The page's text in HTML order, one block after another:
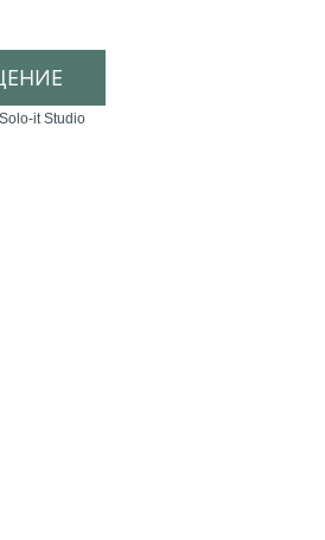
it Studio